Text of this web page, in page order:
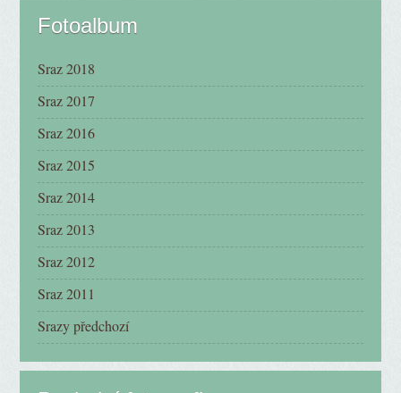
Fotoalbum
Sraz 2018
Sraz 2017
Sraz 2016
Sraz 2015
Sraz 2014
Sraz 2013
Sraz 2012
Sraz 2011
Srazy předchozí